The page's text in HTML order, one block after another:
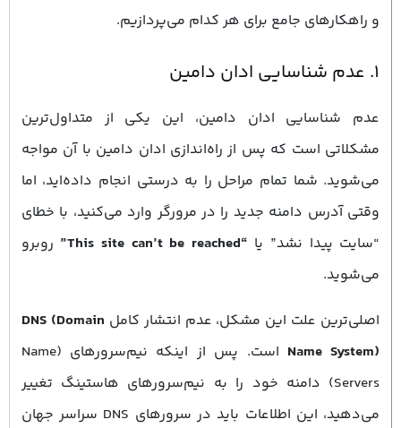
و راهکارهای جامع برای هر کدام می‌پردازیم.
۱. عدم شناسایی ادان دامین
عدم شناسایی ادان دامین، این یکی از متداول‌ترین
مشکلاتی است که پس از راه‌اندازی ادان دامین با آن مواجه
می‌شوید. شما تمام مراحل را به درستی انجام داده‌اید، اما
وقتی آدرس دامنه جدید را در مرورگر وارد می‌کنید، با خطای
“سایت پیدا نشد” یا “This site can’t be reached”
روبرو
می‌شوید.
اصلی‌ترین علت این مشکل، عدم انتشار کامل DNS (Domain
Name System)
است. پس از اینکه نیم‌سرورهای (Name
Servers) دامنه خود را به نیم‌سرورهای هاستینگ تغییر
می‌دهید، این اطلاعات باید در سرورهای DNS سراسر جهان